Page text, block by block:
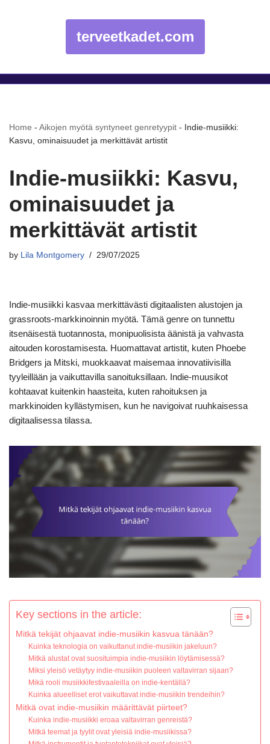
terveetkadet.com
Home - Aikojen myötä syntyneet genretyypit - Indie-musiikki:
Kasvu, ominaisuudet ja merkittävät artistit
Indie-musiikki: Kasvu,
ominaisuudet ja
merkittävät artistit
by Lila Montgomery 29/07/2025
Indie-musiikki kasvaa merkittävästi digitaalisten alustojen ja
grassroots-markkinoinnin myötä. Tämä genre on tunnettu
itsenäisestä tuotannosta, monipuolisista äänistä ja vahvasta
aitouden korostamisesta. Huomattavat artistit, kuten Phoebe
Bridgers ja Mitski, muokkaavat maisemaa innovatiivisilla
tyyleillään ja vaikuttavilla sanoituksillaan. Indie-muusikot
kohtaavat kuitenkin haasteita, kuten rahoituksen ja
markkinoiden kyllästymisen, kun he navigoivat ruuhkaisessa
digitaalisessa tilassa.
Key sections in the article:
Mitkä tekijät ohjaavat indie-musiikin kasvua tänään?
Kuinka teknologia on vaikuttanut indie-musiikin jakeluun?
Mitkä alustat ovat suosituimpia indie-musiikin löytämisessä?
Miksi yleisö vetäytyy indie-musiikin puoleen valtavirran sijaan?
Mikä rooli musiikkifestivaaleilla on indie-kentällä?
Kuinka alueelliset erot vaikuttavat indie-musiikin trendeihin?
Mitkä ovat indie-musiikin määrittävät piirteet?
Kuinka indie-musiikki eroaa valtavirran genreistä?
Mitkä teemat ja tyylit ovat yleisiä indie-musiikissa?